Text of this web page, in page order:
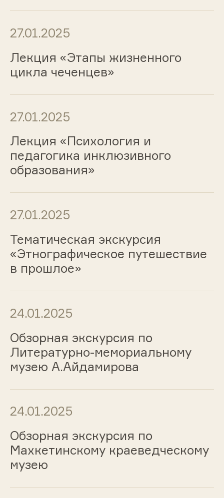
27.01.2025
Лекция «Этапы жизненного
цикла чеченцев»
27.01.2025
Лекция «Психология и
педагогика инклюзивного
образования»
27.01.2025
Тематическая экскурсия
«Этнографическое путешествие
в прошлое»
24.01.2025
Обзорная экскурсия по
Литературно-мемориальному
музею А.Айдамирова
24.01.2025
Обзорная экскурсия по
Махкетинскому краеведческому
музею